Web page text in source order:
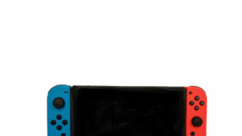
Switch Nintendo Spielkonsole